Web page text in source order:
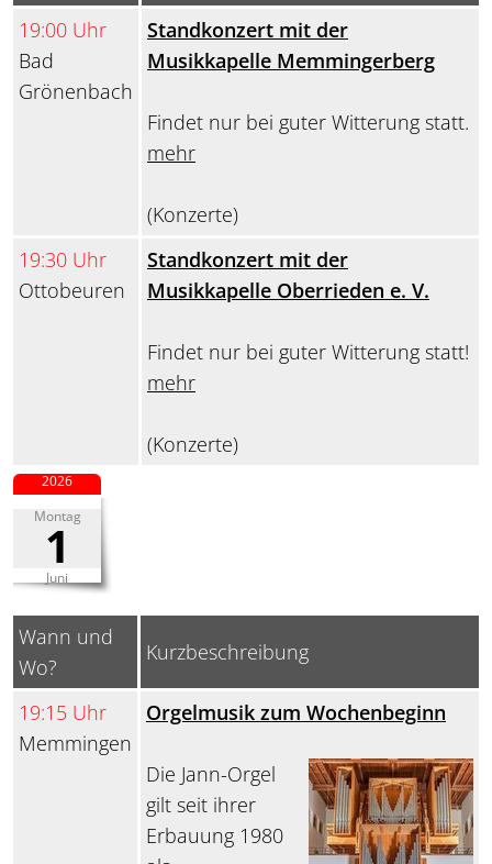
19:00 Uhr
Bad
Grönenbach
Standkonzert mit der
Musikkapelle Memmingerberg
Findet nur bei guter Witterung statt.
mehr
(Konzerte)
19:30 Uhr
Ottobeuren
Standkonzert mit der
Musikkapelle Oberrieden e. V.
Findet nur bei guter Witterung statt!
mehr
(Konzerte)
Montag
1
Juni
2026
Wann und
Wo?
Kurzbeschreibung
19:15 Uhr
Memmingen
Orgelmusik zum Wochenbeginn
Die Jann-Orgel
gilt seit ihrer
Erbauung 1980